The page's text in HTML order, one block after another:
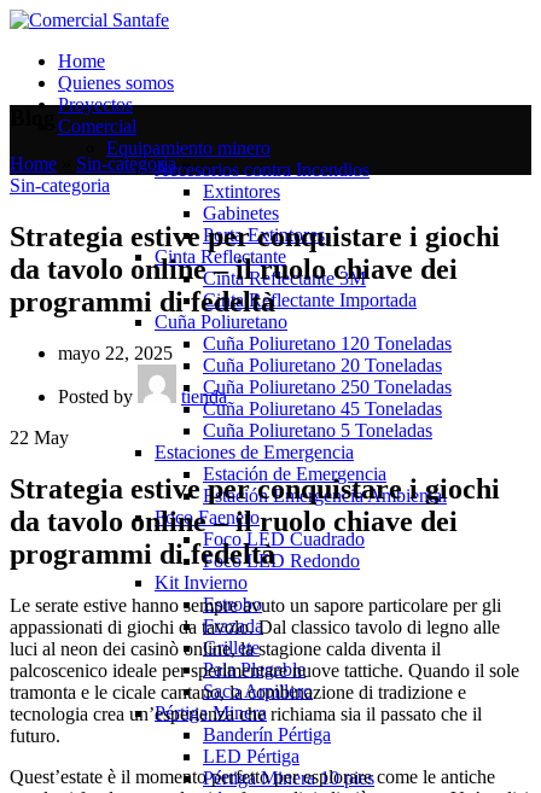
Home
Quienes somos
Proyectos
Comercial
Equipamiento minero
Accesorios contra Incendios
Extintores
Gabinetes
Porta Extintores
Cinta Reflectante
Cinta Reflectante 3M
Cinta Reflectante Importada
Cuña Poliuretano
Cuña Poliuretano 120 Toneladas
Cuña Poliuretano 20 Toneladas
Cuña Poliuretano 250 Toneladas
Cuña Poliuretano 45 Toneladas
Cuña Poliuretano 5 Toneladas
Estaciones de Emergencia
Estación de Emergencia
Estación Emergencia Ambiental
Foco Faenero
Foco LED Cuadrado
Foco LED Redondo
Kit Invierno
Estrobo
Frazada
Grillete
Pala Plegable
Saco Arpillero
Pértiga Minera
Banderín Pértiga
LED Pértiga
Pértiga Minera 10 pies
Home Sin-categoria»
Sin-categoria
Strategia estive per conquistare i giochi
da tavolo online – il ruolo chiave dei
programmi di fedeltà
mayo 22, 2025
Posted by
tienda
22 May
Strategia estive per conquistare i giochi
da tavolo online – il ruolo chiave dei
programmi di fedeltà
Le serate estive hanno sempre avuto un sapore particolare per gli
appassionati di giochi da tavolo. Dal classico tavolo di legno alle
luci al neon dei casinò online, la stagione calda diventa il
palcoscenico ideale per sperimentare nuove tattiche. Quando il sole
tramonta e le cicale cantano, la combinazione di tradizione e
tecnologia crea un’esperienza che richiama sia il passato che il
futuro.
Quest’estate è il momento perfetto per esplorare come le antiche